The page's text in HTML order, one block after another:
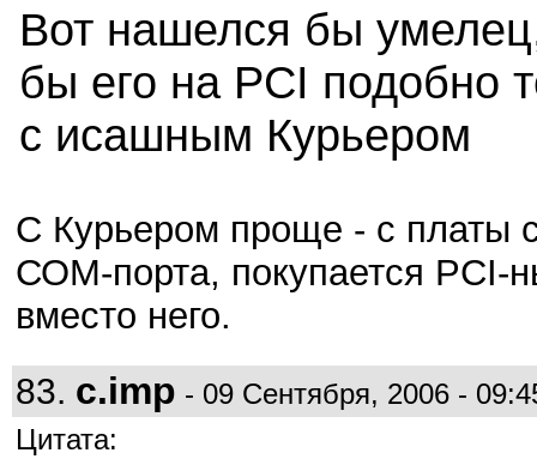
Вот нашелся бы
бы его на PCI подобно
с исашным Курьером
С Курьером проще - с платы
СОМ-порта, покупается PCI-
вместо него.
83. c.imp - 09 Сентября, 2006 -
Цитата: